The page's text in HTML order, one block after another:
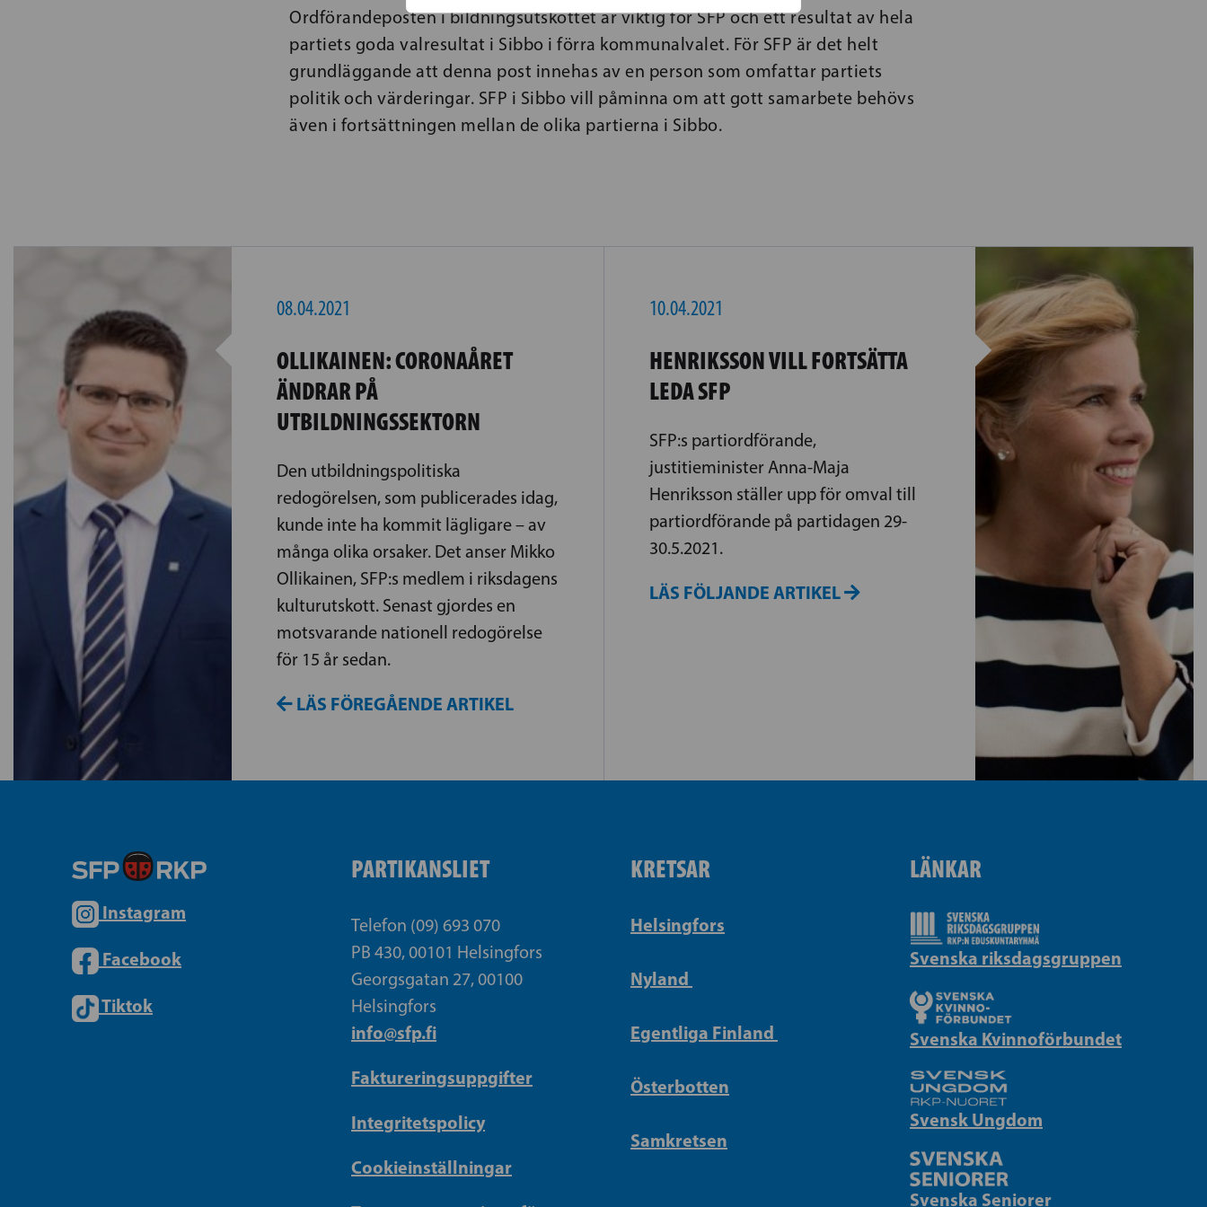
Ordförandeposten i bildningsutskottet är viktig för SFP och ett resultat av hela
partiets goda valresultat i Sibbo i förra kommunalvalet. För SFP är det helt
grundläggande att denna post innehas av en person som omfattar partiets
politik och värderingar. SFP i Sibbo vill påminna om att gott samarbete behövs
även i fortsättningen mellan de olika partierna i Sibbo.
08.04.2021
OLLIKAINEN: CORONAÅRET
ÄNDRAR PÅ
UTBILDNINGSSEKTORN
Den utbildningspolitiska
redogörelsen, som publicerades idag,
kunde inte ha kommit lägligare – av
många olika orsaker. Det anser Mikko
Ollikainen, SFP:s medlem i riksdagens
kulturutskott. Senast gjordes en
motsvarande nationell redogörelse
för 15 år sedan.
LÄS FÖREGÅENDE ARTIKEL
10.04.2021
HENRIKSSON VILL FORTSÄTTA
LEDA SFP
SFP:s partiordförande,
justitieminister Anna-Maja
Henriksson ställer upp för omval till
partiordförande på partidagen 29-
30.5.2021.
LÄS FÖLJANDE ARTIKEL
Instagram
Facebook
Tiktok
PARTIKANSLIET
Telefon (09) 693 070
PB 430, 00101 Helsingfors
Georgsgatan 27, 00100
Helsingfors
info@sfp.fi
Faktureringsuppgifter
Integritetspolicy
Cookieinställningar
KRETSAR
Helsingfors
Nyland
Egentliga Finland
Österbotten
Samkretsen
LÄNKAR
Svenska riksdagsgruppen
Svenska Kvinnoförbundet
Svensk Ungdom
Svenska Seniorer